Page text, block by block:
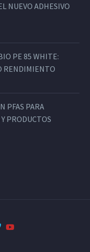
NUEVO ADHESIVO
PE 85 WHITE:
RENDIMIENTO
PFAS PARA
PRODUCTOS